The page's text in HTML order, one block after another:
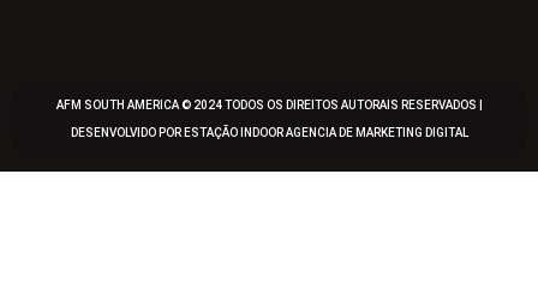
AFM SOUTH AMERICA © 2024 TODOS OS DIREITOS AUTORAIS RESERVADOS |
DESENVOLVIDO POR ESTAÇÃO INDOORAGENCIA DE MARKETING DIGITAL